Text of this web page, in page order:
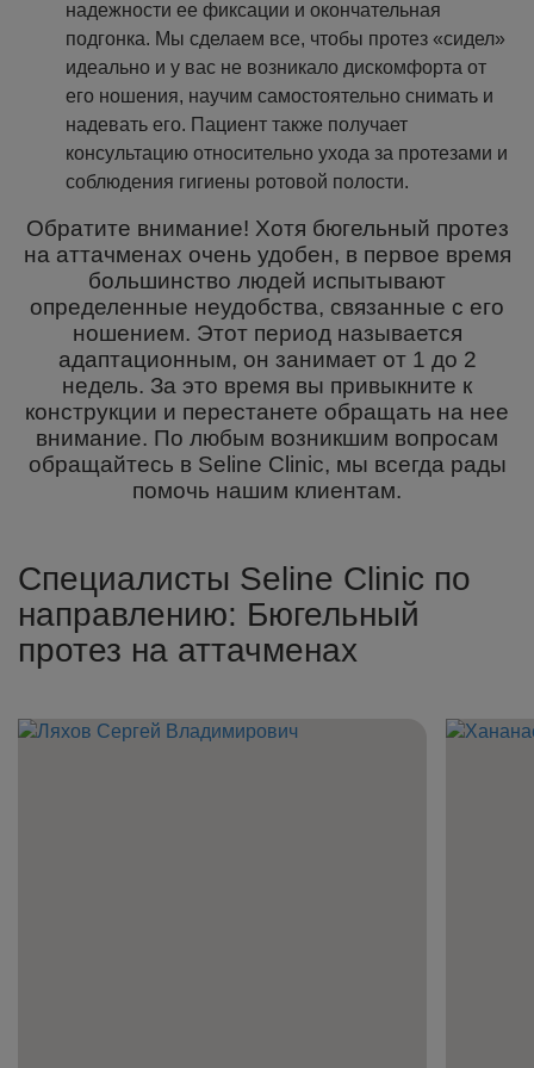
надежности ее фиксации и окончательная
подгонка. Мы сделаем все, чтобы протез «сидел»
идеально и у вас не возникало дискомфорта от
его ношения, научим самостоятельно снимать и
надевать его. Пациент также получает
консультацию относительно ухода за протезами и
соблюдения гигиены ротовой полости.
Обратите внимание! Хотя бюгельный протез
на аттачменах очень удобен, в первое время
большинство людей испытывают
определенные неудобства, связанные с его
ношением. Этот период называется
адаптационным, он занимает от 1 до 2
недель. За это время вы привыкните к
конструкции и перестанете обращать на нее
внимание. По любым возникшим вопросам
обращайтесь в Seline Clinic, мы всегда рады
помочь нашим клиентам.
Специалисты Seline Clinic по
направлению: Бюгельный
протез на аттачменах